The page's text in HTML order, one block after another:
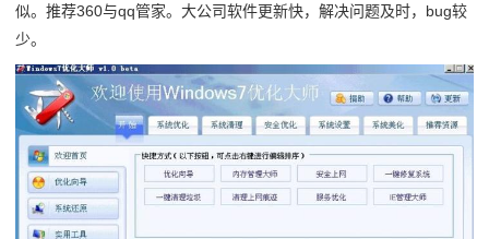
似。推荐360与qq管家。大公司软件更新快，解决问题及时，bug较
少。